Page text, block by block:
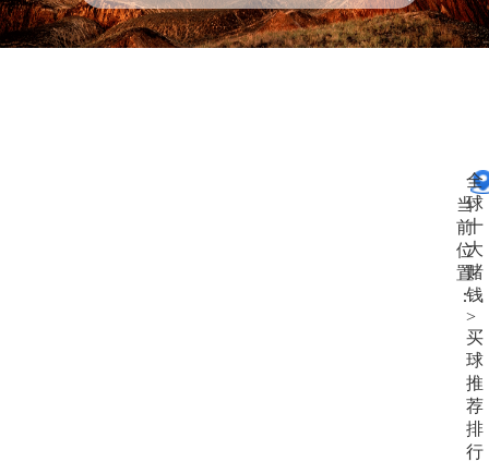
当
前
位
置
：
全
球
十
大
赌
钱
>
买
球
推
荐
排
行